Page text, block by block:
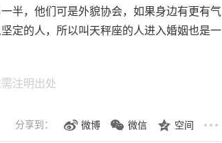
半，他们可是外貌协会，如果身边有更有气
定的人，所以叫天秤座的人进入婚姻也是一
注明出处
分享到： 微博 微信 空间